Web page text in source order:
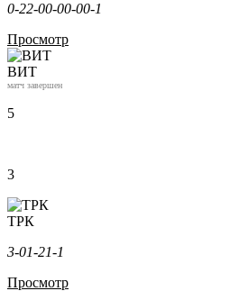
0-22-00-00-00-1
Просмотр
ВИТ
матч завершен
5
3
ТРК
3-01-21-1
Просмотр